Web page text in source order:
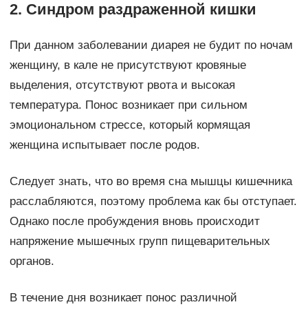
2. Синдром раздраженной кишки
При данном заболевании диарея не будит по ночам
женщину, в кале не присутствуют кровяные
выделения, отсутствуют рвота и высокая
температура. Понос возникает при сильном
эмоциональном стрессе, который кормящая
женщина испытывает после родов.
Следует знать, что во время сна мышцы кишечника
расслабляются, поэтому проблема как бы отступает.
Однако после пробуждения вновь происходит
напряжение мышечных групп пищеварительных
органов.
В течение дня возникает понос различной